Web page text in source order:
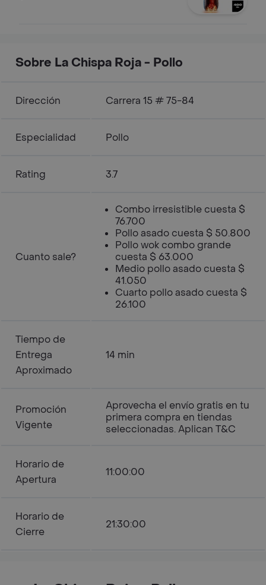
Sobre La Chispa Roja - Pollo
Dirección Carrera 15 # 75-84
Especialidad Pollo
Rating 3.7
Cuanto sale?
Combo irresistible cuesta $
76.700
Pollo asado cuesta $ 50.800
Pollo wok combo grande
cuesta $ 63.000
Medio pollo asado cuesta $
41.050
Cuarto pollo asado cuesta $
26.100
Tiempo de
Entrega
Aproximado
14 min
Promoción
Vigente
Aprovecha el envío gratis en tu
primera compra en tiendas
seleccionadas. Aplican T&C
Horario de
Apertura
11:00:00
Horario de
Cierre
21:30:00